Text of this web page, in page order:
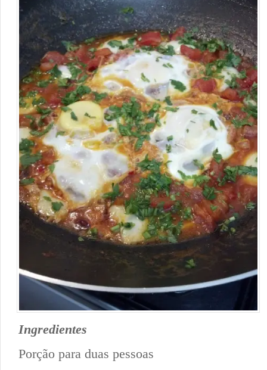
Ingredientes
Porção para duas pessoas